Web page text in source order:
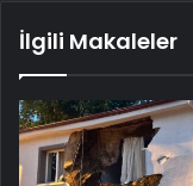
İlgili Makaleler